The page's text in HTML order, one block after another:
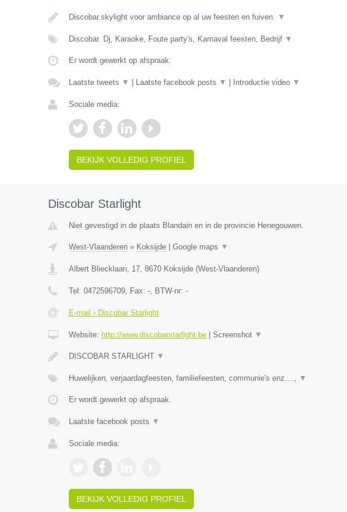
Discobar.skylight voor ambiance op al uw feesten en fuiven. ▼
Discobar. Dj, Karaoke, Foute party's, Karnaval feesten, Bedrijf ▼
Er wordt gewerkt op afspraak.
Laatste tweets ▼ Laatste facebook posts ▼ Introductie video ▼
Sociale media:
BEKIJK VOLLEDIG PROFIEL
Discobar Starlight
Niet gevestigd in de plaats Blandain en in de provincie Henegouwen.
West-Vlaanderen» Koksijde| Google maps ▼
Albert Bliecklaan, 17, 8670 Koksijde(West-Vlaanderen)
Tel: 0472596709, Fax: -, BTW-nr: -
E-mail › Discobar Starlight
Website: http://www.discobarstarlight.be| Screenshot ▼
DISCOBAR STARLIGHT ▼
Huwelijken, verjaardagfeesten, familiefeesten, communie's enz...., ▼
Er wordt gewerkt op afspraak.
Laatste facebook posts ▼
Sociale media:
BEKIJK VOLLEDIG PROFIEL